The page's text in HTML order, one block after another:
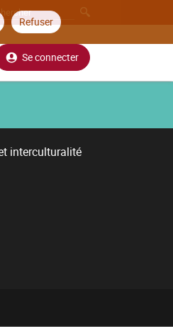
Refuser
Se connecter
interculturalité